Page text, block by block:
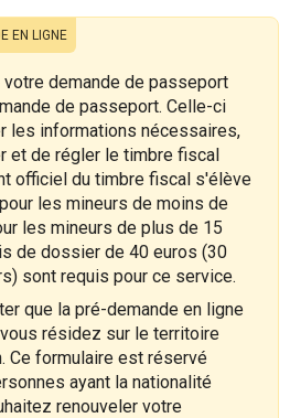
EN LIGNE
demande de passeport
de passeport. Celle-ci
les informations nécessaires,
et de régler le timbre fiscal
officiel du timbre fiscal s'élève
les mineurs de moins de
les mineurs de plus de 15
de dossier de 40 euros (30
sont requis pour ce service.
que la pré-demande en ligne
résidez sur le territoire
Ce formulaire est réservé
ayant la nationalité
renouveler votre